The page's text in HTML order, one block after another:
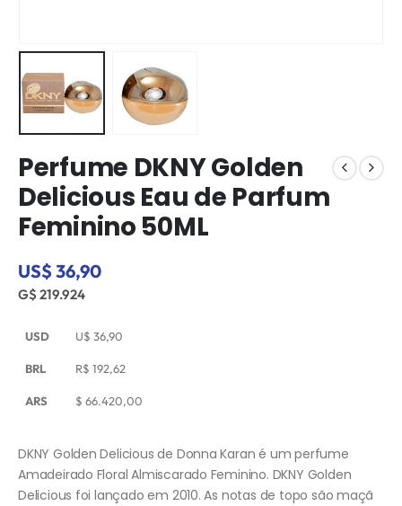
Perfume DKNY Golden
Delicious Eau de Parfum
Feminino 50ML
US$ 36,90
G$ 219.924
USD U$ 36,90
BRL R$ 192,62
ARS $ 66.420,00
DKNY Golden Delicious de Donna Karan é um perfume
Amadeirado Floral Almiscarado Feminino. DKNY Golden
Delicious foi lançado em 2010. As notas de topo são maçã